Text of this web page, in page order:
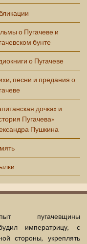
о Пугачеве и
бунте
о Пугачеве
песни и предания о
дочка» и
Пугачева»
Пушкина
пугачевщины
императрицу, с
стороны, укреплять